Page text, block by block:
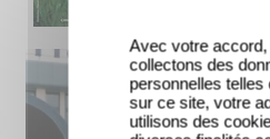
Avec votre accord,
collectons des
personnelles telles
sur ce site, votre
utilisons des